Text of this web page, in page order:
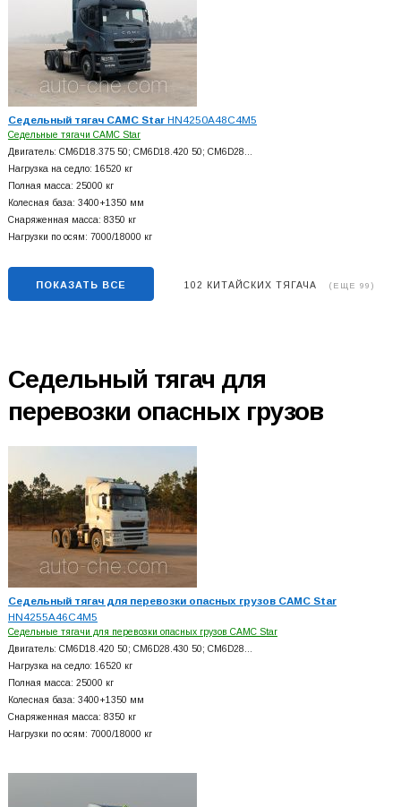
Седельный тягач CAMC StarHN4250A48C4M5
Седельные тягачи CAMC Star
Двигатель: CM6D18.375 50; CM6D18.420 50; CM6D28…
Нагрузка на седло: 16520 кг
Полная масса: 25000 кг
Колесная база: 3400+1350 мм
Снаряженная масса: 8350 кг
Нагрузки по осям: 7000/18000 кг
ПОКАЗАТЬ ВСЕ 102 КИТАЙСКИХ ТЯГАЧА (ЕЩЕ 99)
Седельный тягач для
перевозки опасных грузов
Седельный тягач для перевозки опасных грузов CAMC Star
HN4255A46C4M5
Седельные тягачи для перевозки опасных грузов CAMC Star
Двигатель: CM6D18.420 50; CM6D28.430 50; CM6D28…
Нагрузка на седло: 16520 кг
Полная масса: 25000 кг
Колесная база: 3400+1350 мм
Снаряженная масса: 8350 кг
Нагрузки по осям: 7000/18000 кг